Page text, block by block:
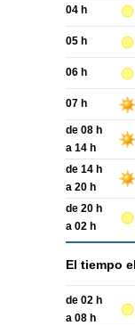
04 h
05 h
06 h
07 h
de 08 h
a 14 h
de 14 h
a 20 h
de 20 h
a 02 h
El tiempo el
de 02 h
a 08 h